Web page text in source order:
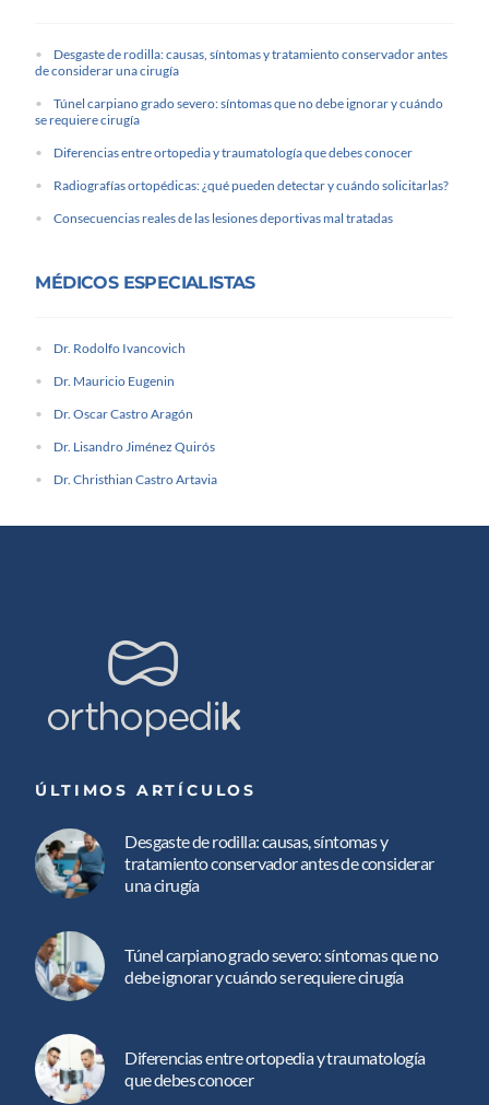
Desgaste de rodilla: causas, síntomas y tratamiento conservador antes
de considerar una cirugía
Túnel carpiano grado severo: síntomas que no debe ignorar y cuándo
se requiere cirugía
Diferencias entre ortopedia y traumatología que debes conocer
Radiografías ortopédicas: ¿qué pueden detectar y cuándo solicitarlas?
Consecuencias reales de las lesiones deportivas mal tratadas
MÉDICOS ESPECIALISTAS
Dr. Rodolfo Ivancovich
Dr. Mauricio Eugenin
Dr. Oscar Castro Aragón
Dr. Lisandro Jiménez Quirós
Dr. Christhian Castro Artavia
ÚLTIMOS ARTÍCULOS
Desgaste de rodilla: causas, síntomas y
tratamiento conservador antes de considerar
una cirugía
Túnel carpiano grado severo: síntomas que no
debe ignorar y cuándo se requiere cirugía
Diferencias entre ortopedia y traumatología
que debes conocer